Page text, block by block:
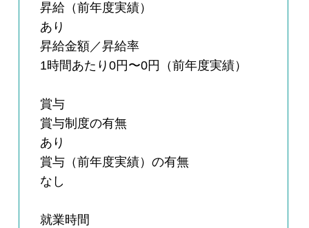
昇給（前年度実績）
あり
昇給金額／昇給率
1時間あたり0円〜0円（前年度実績）
賞与
賞与制度の有無
あり
賞与（前年度実績）の有無
なし
就業時間